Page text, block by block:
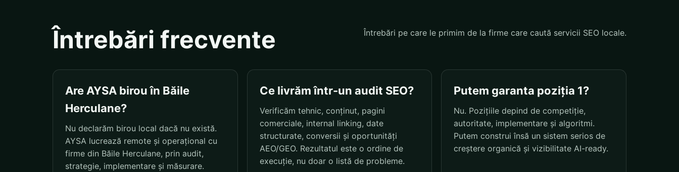
Întrebări frecvente Întrebări pe care le primim de la firme care caută servicii SEO locale.
Are AYSA birou în Băile
Herculane?
Nu declarăm birou local dacă nu există.
AYSA lucrează remote și operațional cu
firme din Băile Herculane, prin audit,
strategie, implementare și măsurare.
Ce livrăm într-un audit SEO?
Verificăm tehnic, conținut, pagini
comerciale, internal linking, date
structurate, conversii și oportunități
AEO/GEO. Rezultatul este o ordine de
execuție, nu doar o listă de probleme.
Putem garanta poziția 1?
Nu. Pozițiile depind de competiție,
autoritate, implementare și algoritmi.
Putem construi însă un sistem serios de
creștere organică și vizibilitate AI-ready.